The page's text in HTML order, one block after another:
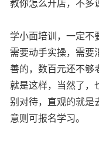
教你怎么开店，不多
学小面培训，一定不
需要动手实操，需要
善的，数百元还不够
就是这样，当然了，
别对待，直观的就是
意则可报名学习。